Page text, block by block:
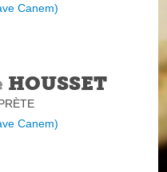
Canem)
HOUSSET
Canem)